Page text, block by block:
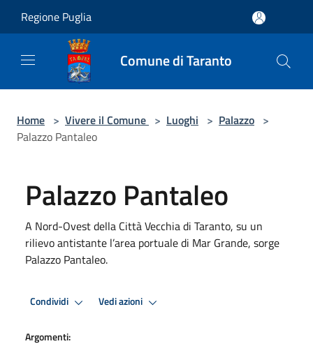
Regione Puglia
Comune di Taranto
Home > Vivere il Comune > Luoghi > Palazzo >
Palazzo Pantaleo
Palazzo Pantaleo
A Nord-Ovest della Città Vecchia di Taranto, su un
rilievo antistante l’area portuale di Mar Grande, sorge
Palazzo Pantaleo.
Condividi Vedi azioni
Argomenti: